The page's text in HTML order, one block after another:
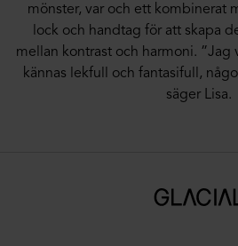
mönster, var och ett kombinerat
lock och handtag för att skapa
mellan kontrast och harmoni.
kännas lekfull och fantasifull,
säger Lisa.